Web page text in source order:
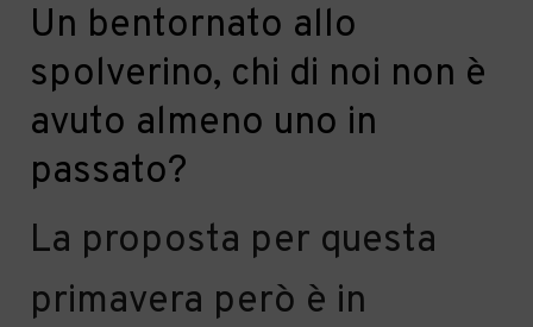
Un bentornato allo
spolverino, chi di noi non è
avuto almeno uno in
passato?
La proposta per questa
primavera però è in